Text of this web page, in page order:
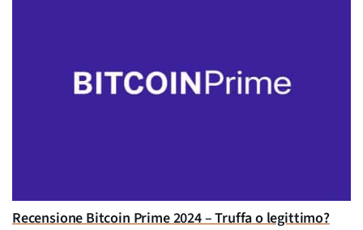
Recensione Bitcoin Prime 2024 – Truffa o legittimo?